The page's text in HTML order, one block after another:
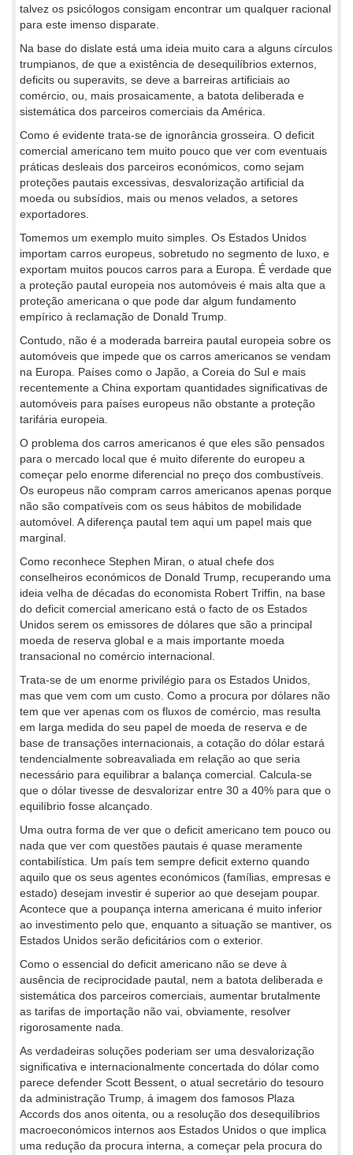
talvez os psicólogos consigam encontrar um qualquer racional
para este imenso disparate.
Na base do dislate está uma ideia muito cara a alguns círculos
trumpianos, de que a existência de desequilíbrios externos,
deficits ou superavits, se deve a barreiras artificiais ao
comércio, ou, mais prosaicamente, a batota deliberada e
sistemática dos parceiros comerciais da América.
Como é evidente trata-se de ignorância grosseira. O deficit
comercial americano tem muito pouco que ver com eventuais
práticas desleais dos parceiros económicos, como sejam
proteções pautais excessivas, desvalorização artificial da
moeda ou subsídios, mais ou menos velados, a setores
exportadores.
Tomemos um exemplo muito simples. Os Estados Unidos
importam carros europeus, sobretudo no segmento de luxo, e
exportam muitos poucos carros para a Europa. É verdade que
a proteção pautal europeia nos automóveis é mais alta que a
proteção americana o que pode dar algum fundamento
empírico à reclamação de Donald Trump.
Contudo, não é a moderada barreira pautal europeia sobre os
automóveis que impede que os carros americanos se vendam
na Europa. Países como o Japão, a Coreia do Sul e mais
recentemente a China exportam quantidades significativas de
automóveis para países europeus não obstante a proteção
tarifária europeia.
O problema dos carros americanos é que eles são pensados
para o mercado local que é muito diferente do europeu a
começar pelo enorme diferencial no preço dos combustíveis.
Os europeus não compram carros americanos apenas porque
não são compatíveis com os seus hábitos de mobilidade
automóvel. A diferença pautal tem aqui um papel mais que
marginal.
Como reconhece Stephen Miran, o atual chefe dos
conselheiros económicos de Donald Trump, recuperando uma
ideia velha de décadas do economista Robert Triffin, na base
do deficit comercial americano está o facto de os Estados
Unidos serem os emissores de dólares que são a principal
moeda de reserva global e a mais importante moeda
transacional no comércio internacional.
Trata-se de um enorme privilégio para os Estados Unidos,
mas que vem com um custo. Como a procura por dólares não
tem que ver apenas com os fluxos de comércio, mas resulta
em larga medida do seu papel de moeda de reserva e de
base de transações internacionais, a cotação do dólar estará
tendencialmente sobreavaliada em relação ao que seria
necessário para equilibrar a balança comercial. Calcula-se
que o dólar tivesse de desvalorizar entre 30 a 40% para que o
equilíbrio fosse alcançado.
Uma outra forma de ver que o deficit americano tem pouco ou
nada que ver com questões pautais é quase meramente
contabilística. Um país tem sempre deficit externo quando
aquilo que os seus agentes económicos (famílias, empresas e
estado) desejam investir é superior ao que desejam poupar.
Acontece que a poupança interna americana é muito inferior
ao investimento pelo que, enquanto a situação se mantiver, os
Estados Unidos serão deficitários com o exterior.
Como o essencial do deficit americano não se deve à
ausência de reciprocidade pautal, nem a batota deliberada e
sistemática dos parceiros comerciais, aumentar brutalmente
as tarifas de importação não vai, obviamente, resolver
rigorosamente nada.
As verdadeiras soluções poderiam ser uma desvalorização
significativa e internacionalmente concertada do dólar como
parece defender Scott Bessent, o atual secretário do tesouro
da administração Trump, á imagem dos famosos Plaza
Accords dos anos oitenta, ou a resolução dos desequilíbrios
macroeconómicos internos aos Estados Unidos o que implica
uma redução da procura interna, a começar pela procura do